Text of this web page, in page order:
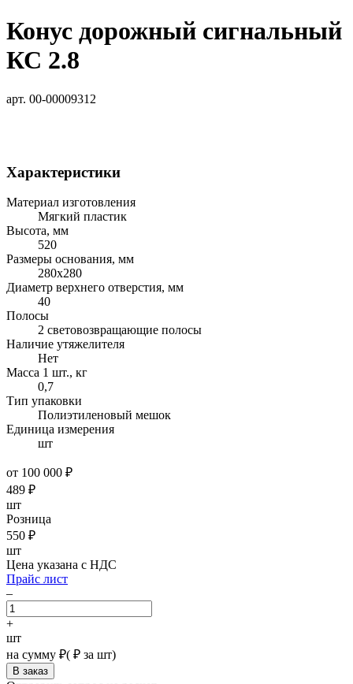
Конус дорожный сигнальный
КС 2.8
арт. 00-00009312
Характеристики
Материал изготовления
Мягкий пластик
Высота, мм
520
Размеры основания, мм
280х280
Диаметр верхнего отверстия, мм
40
Полосы
2 световозвращающие полосы
Наличие утяжелителя
Нет
Масса 1 шт., кг
0,7
Тип упаковки
Полиэтиленовый мешок
Единица измерения
шт
от 100 000 ₽
489 ₽
шт
Розница
550 ₽
шт
Цена указана с НДС
Прайс лист
–
+
шт
на сумму ₽( ₽ за шт)